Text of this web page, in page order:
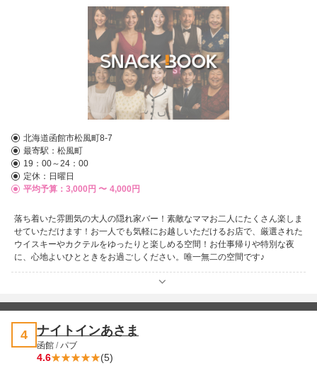
北海道函館市松風町8-7
最寄駅： 松風町
19：00～24：00
定休：日曜日
平均予算：3,000円 〜 4,000円
落ち着いた雰囲気の大人の隠れ家バー！素敵なママお二人にたくさん楽しま
せていただけます！お一人でも気軽にお越しいただけるお店で、厳選された
ウイスキーやカクテルをゆったりと楽しめる空間！お仕事帰りや特別な夜
に、心地よいひとときをお過ごしください。唯一無二の空間です♪
4 ナイトインあさま
函館 /パブ
4.6 (5)